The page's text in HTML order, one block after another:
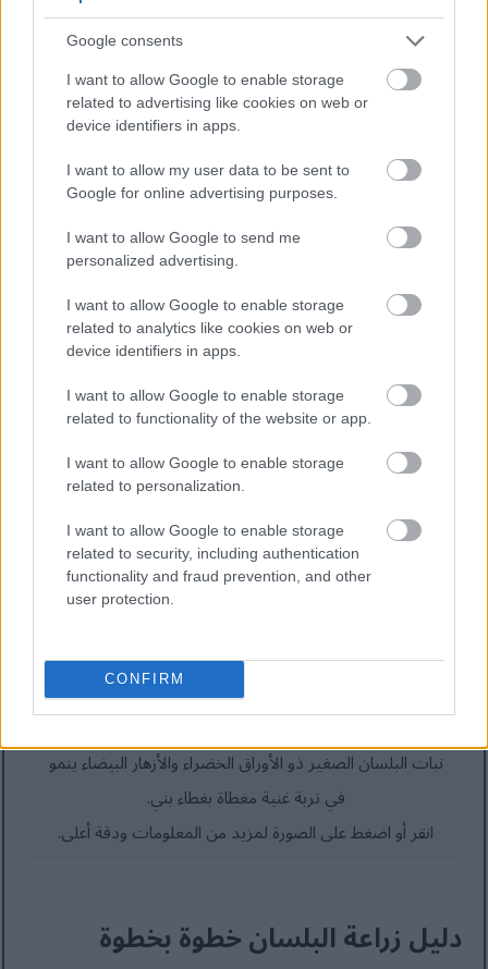
Google consents
I want to allow Google to enable storage
related to advertising like cookies on web or
device identifiers in apps.
I want to allow my user data to be sent to
Google for online advertising purposes.
I want to allow Google to send me
personalized advertising.
I want to allow Google to enable storage
related to analytics like cookies on web or
device identifiers in apps.
I want to allow Google to enable storage
related to functionality of the website or app.
I want to allow Google to enable storage
related to personalization.
I want to allow Google to enable storage
related to security, including authentication
functionality and fraud prevention, and other
user protection.
CONFIRM
باستمرار)
محتوى عالي من المواد العضوية لدعم النمو الصحي
رغم قدرة ثمار البلسان على تحمّل ظروف التربة المختلفة، إلا
أنها لن تزدهر في التربة الرملية أو الطينية الثقيلة دون
تحسينات. إذا كانت تربتك غير مثالية، فكّر في بناء أحواض
مرتفعة أو تحسينها بالسماد.
نصيحة لاختبار التربة: قبل زراعة البلسان، أجرِ اختبارًا للتربة
لتحديد درجة حموضة التربة ومستويات العناصر الغذائية فيها.
تقدم معظم مكاتب الإرشاد الزراعي في المقاطعات خدمات
اختبار تربة بأسعار معقولة، تتضمن توصيات محددة لتعديلات
زراعة البلسان في منطقتك.
نبات البلسان الصغير ذو الأوراق الخضراء والأزهار البيضاء ينمو
في تربة غنية مغطاة بغطاء بني.
انقر أو اضغط على الصورة لمزيد من المعلومات ودقة أعلى.
دليل زراعة البلسان خطوة بخطوة